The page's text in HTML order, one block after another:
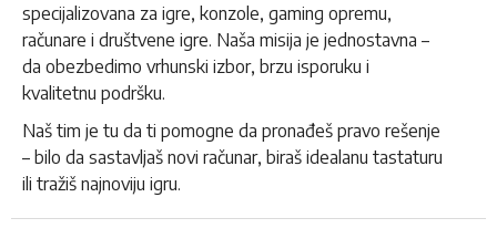
specijalizovana za igre, konzole, gaming opremu,
računare i društvene igre. Naša misija je jednostavna –
da obezbedimo vrhunski izbor, brzu isporuku i
kvalitetnu podršku.
Naš tim je tu da ti pomogne da pronađeš pravo rešenje
– bilo da sastavljaš novi računar, biraš idealanu tastaturu
ili tražiš najnoviju igru.